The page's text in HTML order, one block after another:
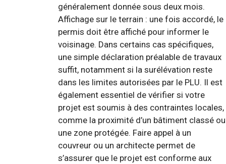
généralement donnée sous deux mois.
Affichage sur le terrain : une fois accordé, le
permis doit être affiché pour informer le
voisinage. Dans certains cas spécifiques,
une simple déclaration préalable de travaux
suffit, notamment si la surélévation reste
dans les limites autorisées par le PLU. Il est
également essentiel de vérifier si votre
projet est soumis à des contraintes locales,
comme la proximité d’un bâtiment classé ou
une zone protégée. Faire appel à un
couvreur ou un architecte permet de
s’assurer que le projet est conforme aux